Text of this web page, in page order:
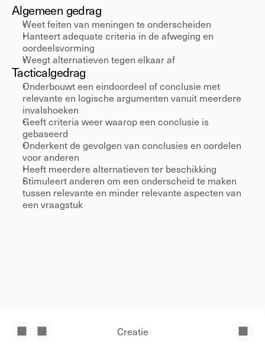
Creatie
Algemeen gedrag
Weet feiten van meningen te onderscheiden
Hanteert adequate criteria in de afweging en
oordeelsvorming
Weegt alternatieven tegen elkaar af
Tacticalgedrag
Onderbouwt een eindoordeel of conclusie met
relevante en logische argumenten vanuit meerdere
invalshoeken
Geeft criteria weer waarop een conclusie is
gebaseerd
Onderkent de gevolgen van conclusies en oordelen
voor anderen
Heeft meerdere alternatieven ter beschikking
Stimuleert anderen om een onderscheid te maken
tussen relevante en minder relevante aspecten van
een vraagstuk